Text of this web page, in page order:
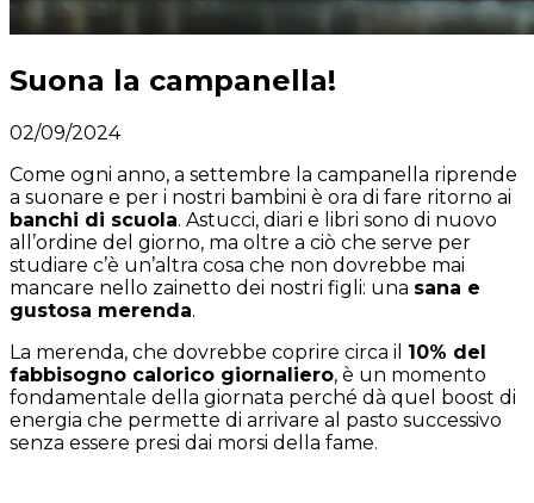
Suona la campanella!
02/09/2024
Come ogni anno, a settembre la campanella riprende
a suonare e per i nostri bambini è ora di fare ritorno ai
banchi di scuola. Astucci, diari e libri sono di nuovo
all’ordine del giorno, ma oltre a ciò che serve per
studiare c’è un’altra cosa che non dovrebbe mai
mancare nello zainetto dei nostri figli: una sana e
gustosa merenda.
La merenda, che dovrebbe coprire circa il 10% del
fabbisogno calorico giornaliero, è un momento
fondamentale della giornata perché dà quel boost di
energia che permette di arrivare al pasto successivo
senza essere presi dai morsi della fame.